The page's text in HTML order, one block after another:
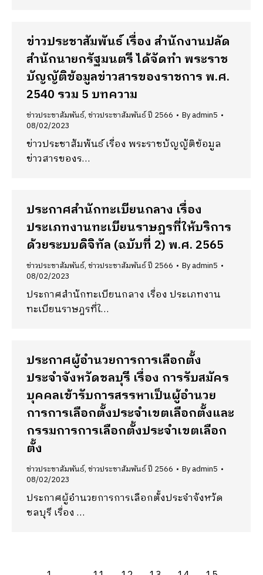
ข่าวประชาสัมพันธ์ เรื่อง สำนักงานปลัด
สำนักนายกรัฐมนตรี ได้จัดทำ พระราช
บัญญัติข้อมูลข่าวสารของราชการ พ.ศ.
2540 รวม 5 บทความ
ข่าวประชาสัมพันธ์,ข่าวประชาสัมพันธ์ ปี 2566 Byadmin5
08/02/2023
ข่าวประชาสัมพันธ์ เรื่อง พระราชบัญญัติข้อมูล
ข่าวสารของร…
ประกาศสำนักทะเบียนกลาง เรื่อง
ประเภทงานทะเบียนราษฎรที่ให้บริการ
ด้วยระบบดิจิทัล (ฉบับที่ 2) พ.ศ. 2565
ข่าวประชาสัมพันธ์,ข่าวประชาสัมพันธ์ ปี 2566 Byadmin5
08/02/2023
ประกาศสำนักทะเบียนกลาง เรื่อง ประเภทงาน
ทะเบียนราษฎรที่ใ…
ประกาศผู้อำนวยการการเลือกตั้ง
ประจำจังหวัดชลบุรี เรื่อง การรับสมัคร
บุคคลเข้ารับการสรรหาเป็นผู้อำนวย
การการเลือกตั้งประจำเขตเลือกตั้งและ
กรรมการการเลือกตั้งประจำเขตเลือก
ตั้ง
ข่าวประชาสัมพันธ์,ข่าวประชาสัมพันธ์ ปี 2566 Byadmin5
08/02/2023
ประกาศผู้อำนวยการการเลือกตั้งประจำจังหวัด
ชลบุรี เรื่อง …